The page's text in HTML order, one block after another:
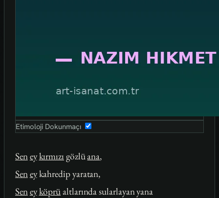
Etimoloji Dokunmaçı
Seneykırmızı gözlüana,
Seneykahredip yaratan,
Seneyköprüaltlarında sularlayan yana